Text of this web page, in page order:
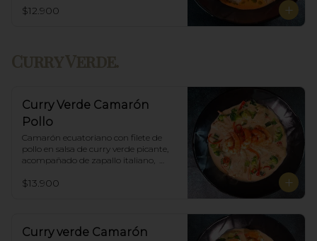
$12.900
Curry Verde.
Curry Verde Camarón
Pollo
Camarón ecuatoriano con filete de
pollo en salsa de curry verde picante,
acompañado de zapallo italiano,
arroz blanco.
$13.900
Curry verde Camarón